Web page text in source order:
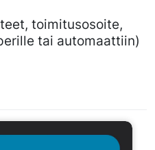
toimitusosoite,
tai automaattiin)